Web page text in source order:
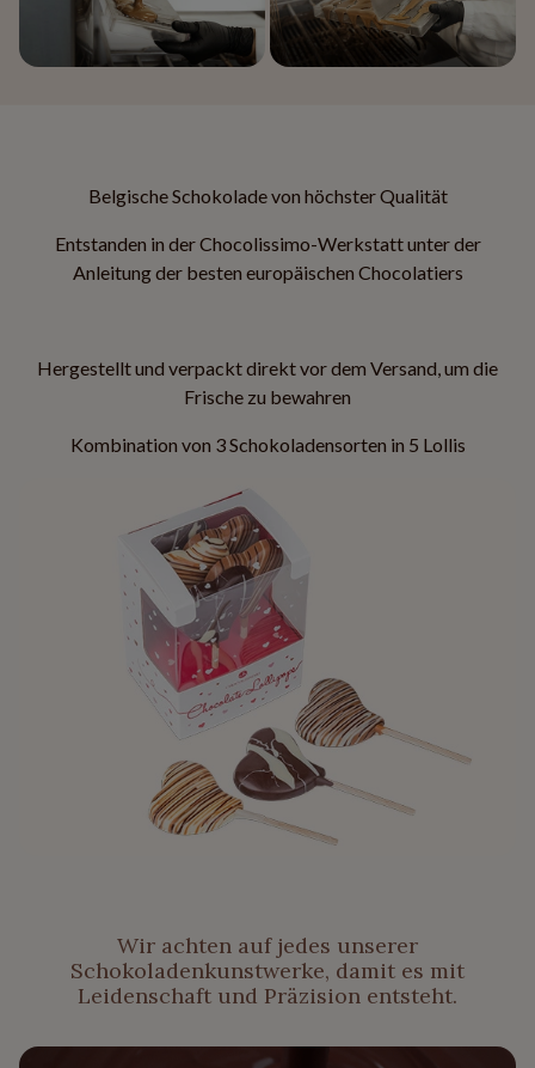
Belgische Schokolade von höchster Qualität
Entstanden in der Chocolissimo-Werkstatt unter der
Anleitung der besten europäischen Chocolatiers
Hergestellt und verpackt direkt vor dem Versand, um die
Frische zu bewahren
Kombination von 3 Schokoladensorten in 5 Lollis
Wir achten auf jedes unserer
Schokoladenkunstwerke, damit es mit
Leidenschaft und Präzision entsteht.